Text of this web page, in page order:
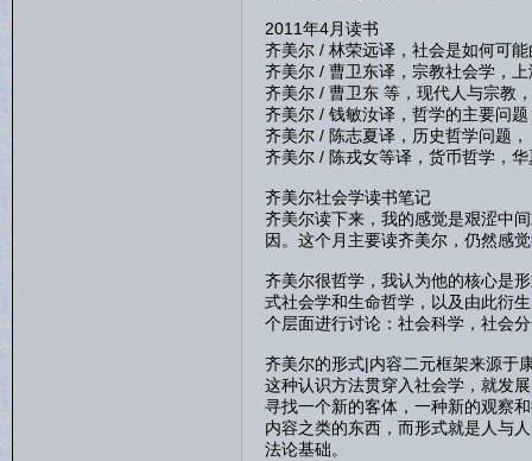
2011年4月读书
齐美尔 / 林荣远译，社会是如何可
齐美尔 / 曹卫东译，宗教社会学，
齐美尔 / 曹卫东 等，现代人与宗教
齐美尔 / 钱敏汝译，哲学的主要问
齐美尔 / 陈志夏译，历史哲学问题
齐美尔 / 陈戎女等译，货币哲学，
齐美尔社会学读书笔记
齐美尔读下来，我的感觉是艰涩中
因。这个月主要读齐美尔，仍然感
齐美尔很哲学，我认为他的核心是
式社会学和生命哲学，以及由此衍
个层面进行讨论：社会科学，社会
齐美尔的形式|内容二元框架来源于
这种认识方法贯穿入社会学，就发
寻找一个新的客体，一种新的观察
内容之类的东西，而形式就是人与
法论基础。